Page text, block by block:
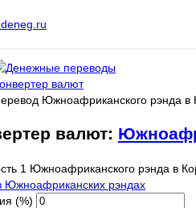
валют
Южноафриканского рэнда в
валют:
1 Южноафриканского рэнда в
Южноафриканских рэндах
(%)